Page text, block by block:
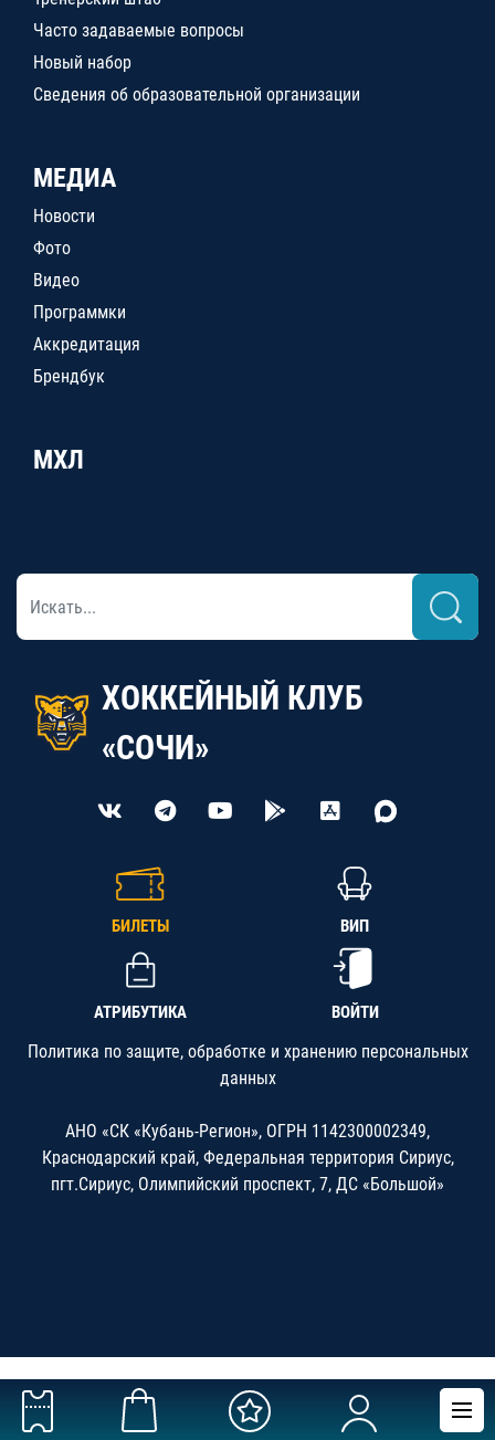
Часто задаваемые вопросы
Новый набор
Сведения об образовательной организации
МЕДИА
Новости
Фото
Видео
Программки
Аккредитация
Брендбук
МХЛ
ХОККЕЙНЫЙ КЛУБ
«СОЧИ»
БИЛЕТЫ ВИП
АТРИБУТИКА ВОЙТИ
Политика по защите, обработке и хранению персональных
данных
АНО «СК «Кубань-Регион», ОГРН 1142300002349,
Краснодарский край, Федеральная территория Сириус,
пгт.Сириус, Олимпийский проспект, 7, ДС «Большой»